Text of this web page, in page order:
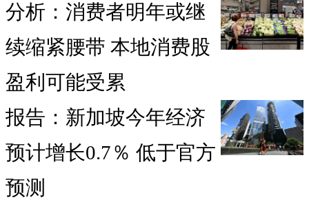
分析：消费者明年或继
续缩紧腰带 本地消费股
盈利可能受累
报告：新加坡今年经济
预计增长0.7％ 低于官方
预测